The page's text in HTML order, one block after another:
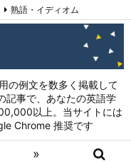
の例文を数多く掲載して
記事で、あなたの英語学
以上。当サイトには
Chrome 推奨です
»
熟語・イディオム